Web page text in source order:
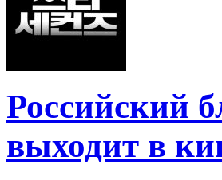
Российский
выходит в